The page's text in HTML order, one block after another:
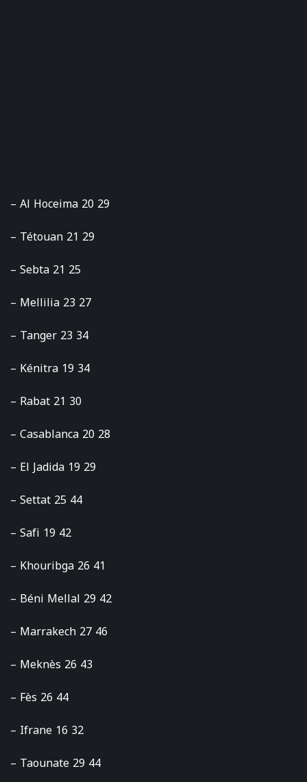
– Al Hoceima 20 29
– Tétouan 21 29
– Sebta 21 25
– Mellilia 23 27
– Tanger 23 34
– Kénitra 19 34
– Rabat 21 30
– Casablanca 20 28
– El Jadida 19 29
– Settat 25 44
– Safi 19 42
– Khouribga 26 41
– Béni Mellal 29 42
– Marrakech 27 46
– Meknès 26 43
– Fès 26 44
– Ifrane 16 32
– Taounate 29 44